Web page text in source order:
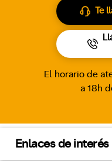
Te
El horario de
a 18h
Enlaces de interés